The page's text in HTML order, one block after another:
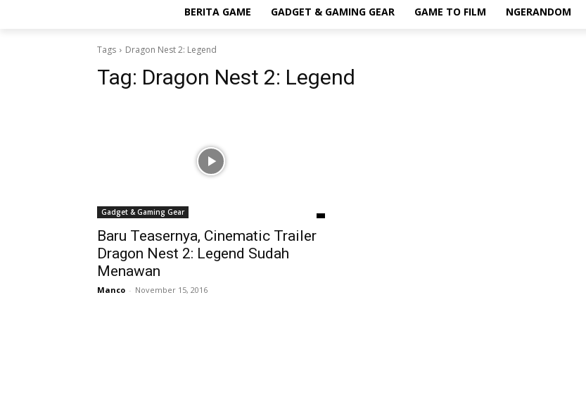
BERITA GAME GADGET & GAMING GEAR GAME TO FILM NGERANDOM
Tags Dragon Nest 2: Legend
Tag: Dragon Nest 2: Legend
Gadget & Gaming Gear
Baru Teasernya, Cinematic Trailer
Dragon Nest 2: Legend Sudah
Menawan
Manco - November 15, 2016